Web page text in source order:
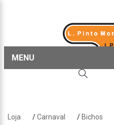
MENU
Sobre nós
Loja /Carnaval / Bichos